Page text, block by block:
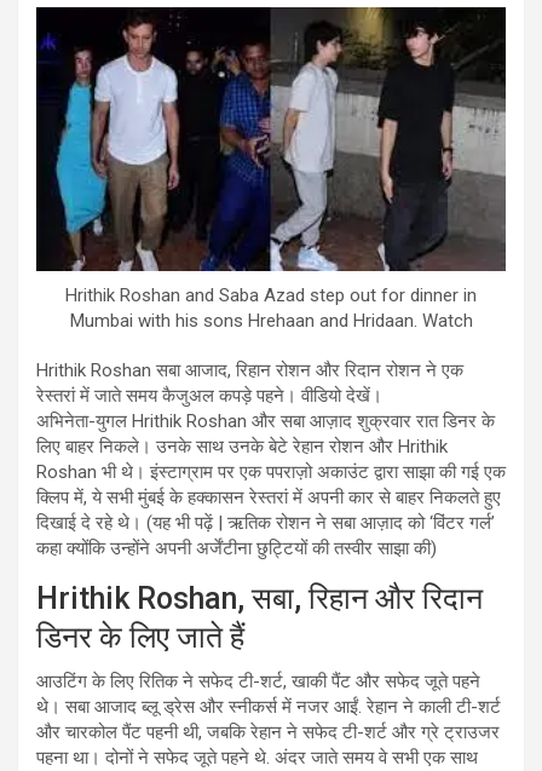
Hrithik Roshan and Saba Azad step out for dinner in
Mumbai with his sons Hrehaan and Hridaan. Watch
Hrithik Roshan सबा आजाद, रिहान रोशन और रिदान रोशन ने एक
रेस्तरां में जाते समय कैजुअल कपड़े पहने। वीडियो देखें।
अभिनेता-युगल Hrithik Roshan और सबा आज़ाद शुक्रवार रात डिनर के
लिए बाहर निकले। उनके साथ उनके बेटे रेहान रोशन और Hrithik
Roshan भी थे। इंस्टाग्राम पर एक पपराज़ो अकाउंट द्वारा साझा की गई एक
क्लिप में, ये सभी मुंबई के हक्कासन रेस्तरां में अपनी कार से बाहर निकलते हुए
दिखाई दे रहे थे। (यह भी पढ़ें | ऋतिक रोशन ने सबा आज़ाद को ‘विंटर गर्ल’
कहा क्योंकि उन्होंने अपनी अर्जेंटीना छुट्टियों की तस्वीर साझा की)
Hrithik Roshan, सबा, रिहान और रिदान
डिनर के लिए जाते हैं
आउटिंग के लिए रितिक ने सफेद टी-शर्ट, खाकी पैंट और सफेद जूते पहने
थे। सबा आजाद ब्लू ड्रेस और स्नीकर्स में नजर आईं. रेहान ने काली टी-शर्ट
और चारकोल पैंट पहनी थी, जबकि रेहान ने सफेद टी-शर्ट और ग्रे ट्राउजर
पहना था। दोनों ने सफेद जूते पहने थे. अंदर जाते समय वे सभी एक साथ